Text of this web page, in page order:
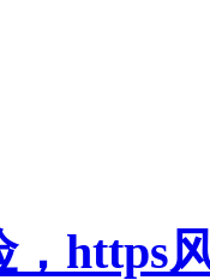
，https